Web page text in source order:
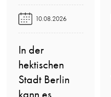
10.08.2026
In der
hektischen
Stadt Berlin
kann es